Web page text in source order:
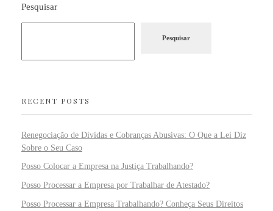
Pesquisar
Pesquisar
RECENT POSTS
Renegociação de Dívidas e Cobranças Abusivas: O Que a Lei Diz
Sobre o Seu Caso
Posso Colocar a Empresa na Justiça Trabalhando?
Posso Processar a Empresa por Trabalhar de Atestado?
Posso Processar a Empresa Trabalhando? Conheça Seus Direitos